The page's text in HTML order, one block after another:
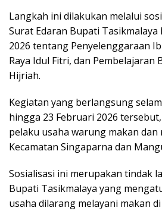
Langkah ini dilakukan melalui
Surat Edaran Bupati
2026 tentang Penyelenggaraan
Raya Idul Fitri, dan Pembelajaran
Hijriah.
Kegiatan yang berlangsung
hingga 23 Februari 2026
pelaku usaha warung makan
Kecamatan Singaparna dan
Sosialisasi ini merupakan tindak
Bupati Tasikmalaya yang
usaha dilarang melayani makan